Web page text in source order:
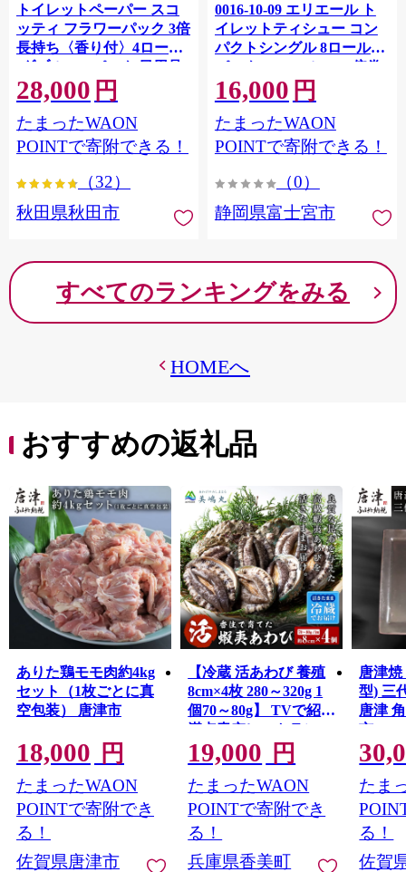
トイレットペーパー スコ
ッティ フラワーパック 3倍
長持ち〈香り付〉4ロール
(ダブル)×12パック 日用品
最短翌日発送 [スコッティ
フラワーパック トイレッ
トペーパー 日本製紙クレ
シア] 秋田県秋田市
28,000 円
たまったWAON
POINTで寄附できる！
（32）
秋田県秋田市
0016-10-09 エリエール ト
イレットティシュー コン
パクトシングル 8ロール×8
パック 64ロール 1.5倍巻
82.5m トイレットペーパー
シングル パルプ100％ 香り
つき 日用品 消耗品 備蓄
16,000 円
たまったWAON
POINTで寄附できる！
（0）
静岡県富士宮市
すべてのランキングをみる
HOMEへ
おすすめの返礼品
ありた鶏モモ肉約4kg
セット（1枚ごとに真
空包装） 唐津市
18,000 円
たまったWAON
POINTで寄附でき
る！
佐賀県唐津市
【冷蔵 活あわび 養殖
8cm×4枚 280～320g 1
個70～80g】 TVで紹介
満点青空レストラン
国産 アワビ 鮑 活アワ
ビ あわび 海鮮 刺身
BBQ レシピ入り 人気
テレビ TV 紹介 話題
おすすめ ふるさと納
税 返礼品 兵庫県 香美
町 香住 山陰 美嶋丸
19,000 円
たまったWAON
POINTで寄附でき
る！
兵庫県香美町
唐津
型) 三
唐津
市
たま
る！
佐賀